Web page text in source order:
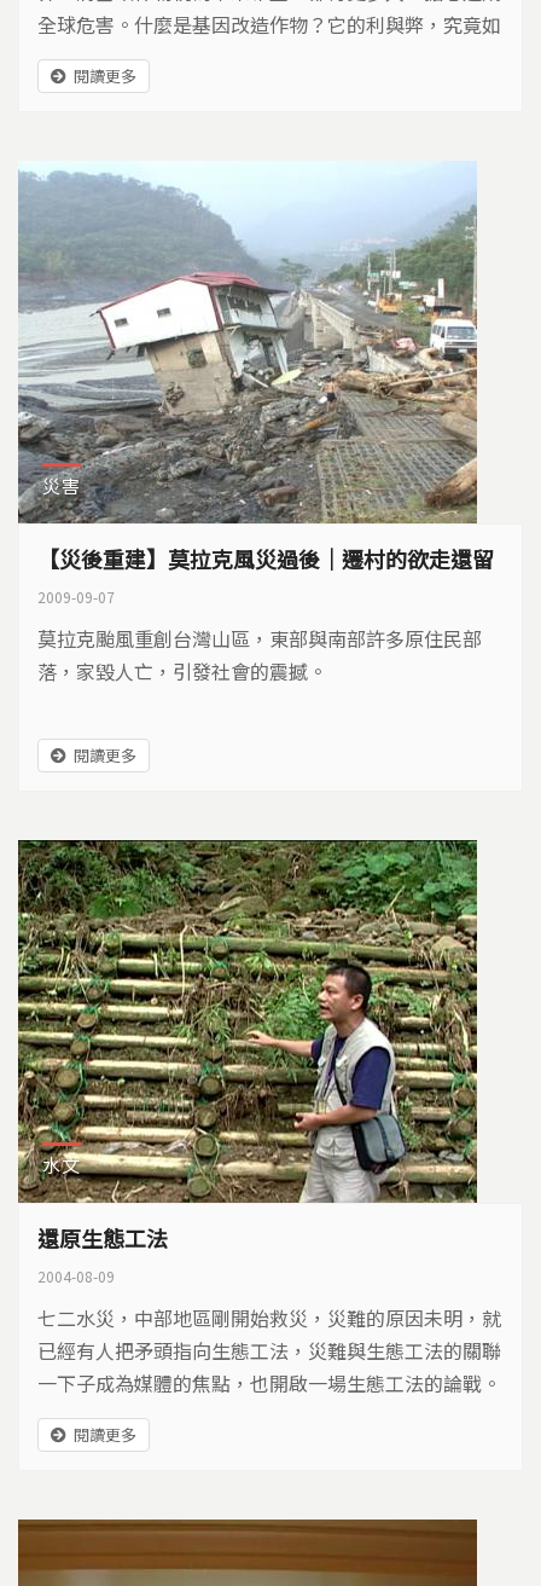
全球危害。什麼是基因改造作物？它的利與弊，究竟如
何評估？
閱讀更多
災害
【災後重建】莫拉克風災過後｜遷村的欲走還留
2009-09-07
莫拉克颱風重創台灣山區，東部與南部許多原住民部
落，家毀人亡，引發社會的震撼。
閱讀更多
水文
還原生態工法
2004-08-09
七二水災，中部地區剛開始救災，災難的原因未明，就
已經有人把矛頭指向生態工法，災難與生態工法的關聯
一下子成為媒體的焦點，也開啟一場生態工法的論戰。
閱讀更多